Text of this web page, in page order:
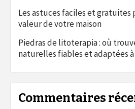
Les astuces faciles et gratuites
valeur de votre maison
Piedras de litoterapia : où
naturelles fiables et adaptées
Commentaires